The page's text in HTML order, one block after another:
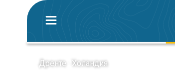
Дренте · Холандия